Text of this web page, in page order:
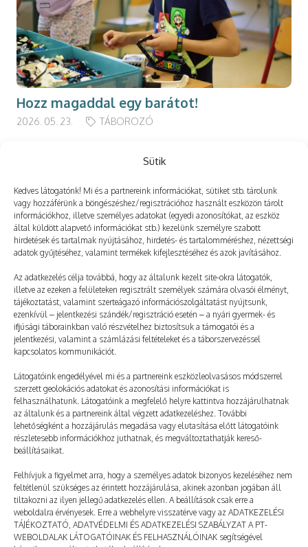
Sütik
Kedves látogatónk! Mi és a partnereink információkat, sütiket stb. tárolunk
vagy hozzáférünk a böngészéshez/regisztrációhoz használt eszközön tárolt
információkhoz, illetve személyes adatokat (egyedi azonosítókat, az eszköz
által küldött alapvető információkat stb.) kezelünk személyre szabott
hirdetések és tartalmak nyújtásához, hirdetés- és tartalomméréshez, nézettségi
adatok gyűjtéséhez, valamint termékek kifejlesztéséhez és azok javításához.
Az adatkezelés célja továbbá, hogy az általunk kezelt site-okra látogatók,
illetve az ezeken a felületeken regisztrált személyek számára olvasói élményt,
tájékoztatást, valamint szerteágazó információszolgáltatást nyújtsunk,
ezenkívül – jelentkezési szándék/regisztráció esetén – a nyári gyermek- és
ifjúsági táborainkban való részvételhez biztosítsuk a támogatói és a
jelentkezési, valamint a számlázási feltételeket és a táborszervezéssel
kapcsolatos kommunikációt.
Látogatóink engedélyével mi és a partnereink eszközleolvasásos módszerrel
szerzett geolokációs adatokat és azonosítási információkat is
felhasználhatunk. Látogatóink a megfelelő helyre kattintva hozzájárulhatnak
az általunk és a partnereink által végzett adatkezeléshez. További
lehetőségként a hozzájárulás megadása vagy elutasítása előtt látogatóink
részletesebb információkhoz juthatnak, és megváltoztathatják kereső-
beállításaikat.
Felhívjuk a figyelmet arra, hogy a személyes adatok bizonyos kezeléséhez nem
feltétlenül szükséges az érintett hozzájárulása, akinek azonban jogában áll
tiltakozni az ilyen jellegű adatkezelés ellen. A beállítások csak erre a
weboldalra érvényesek. Erre a webhelyre visszatérve vagy az ADATKEZELÉSI
TÁJÉKOZTATÓ, ADATVÉDELMI ÉS ADATKEZELÉSI SZABÁLYZAT A PT-
WEBOLDALAK LÁTOGATÓINAK ÉS FELHASZNÁLÓINAK segítségével
Hozz magaddal egy barátot!
2026. 05. 23. TÁBOROZÓ
Még több
Egész évben a PT-t várom
2023. 07. 20.